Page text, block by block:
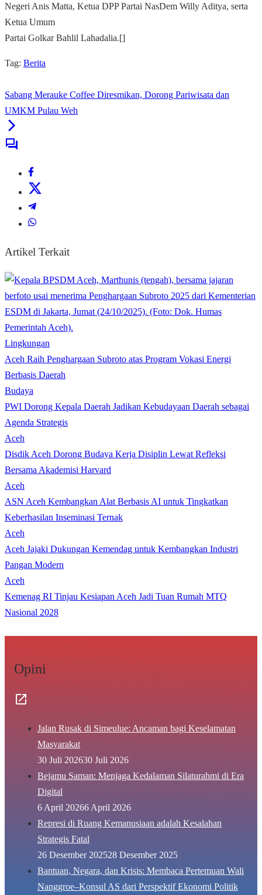
Negeri Anis Matta, Ketua DPP Partai NasDem Willy Aditya, serta
Ketua Umum
Partai Golkar Bahlil Lahadalia.[]
Tag: Berita
Sabang Merauke Coffee Diresmikan, Dorong Pariwisata dan
UMKM Pulau Weh
Artikel Terkait
Lingkungan
Aceh Raih Penghargaan Subroto atas Program Vokasi Energi
Berbasis Daerah
Budaya
PWI Dorong Kepala Daerah Jadikan Kebudayaan Daerah sebagai
Agenda Strategis
Aceh
Disdik Aceh Dorong Budaya Kerja Disiplin Lewat Refleksi
Bersama Akademisi Harvard
Aceh
ASN Aceh Kembangkan Alat Berbasis AI untuk Tingkatkan
Keberhasilan Inseminasi Ternak
Aceh
Aceh Jajaki Dukungan Kemendag untuk Kembangkan Industri
Pangan Modern
Aceh
Kemenag RI Tinjau Kesiapan Aceh Jadi Tuan Rumah MTQ
Nasional 2028
Opini
Jalan Rusak di Simeulue: Ancaman bagi Keselamatan
Masyarakat
30 Juli 202630 Juli 2026
Bejamu Saman: Menjaga Kedalaman Silaturahmi di Era
Digital
6 April 20266 April 2026
Represi di Ruang Kemanusiaan adalah Kesalahan
Strategis Fatal
26 Desember 202528 Desember 2025
Bantuan, Negara, dan Krisis: Membaca Pertemuan Wali
Nanggroe–Konsul AS dari Perspektif Ekonomi Politik